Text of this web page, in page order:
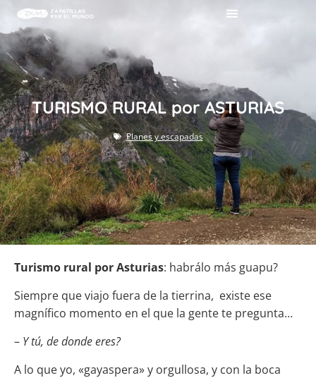
TURISMO RURAL por ASTURIAS
Planes y escapadas
Turismo rural por Asturias: habrálo más guapu?
Siempre que viajo fuera de la tierrina, existe ese
magnífico momento en el que la gente te pregunta…
– Y tú, de donde eres?
A lo que yo, «gayaspera» y orgullosa, y con la boca